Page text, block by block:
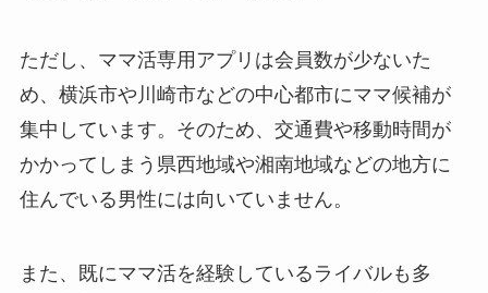
ただし、ママ活専用アプリは会員数が少ないた
め、横浜市や川崎市などの中心都市にママ候補が
集中しています。そのため、交通費や移動時間が
かかってしまう県西地域や湘南地域などの地方に
住んでいる男性には向いていません。
また、既にママ活を経験しているライバルも多